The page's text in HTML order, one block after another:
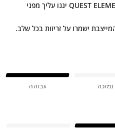
גבוהה יותר, נעלי ה-QUEST ELEMENT GORE-TEX יגנו עליך מפני
ישמרו על זריזות בכל שלב.
נמוכה גבוהה